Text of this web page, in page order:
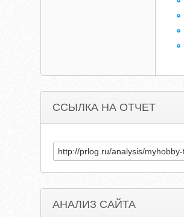
ССЫЛКА НА ОТЧЕТ
АНАЛИЗ САЙТА